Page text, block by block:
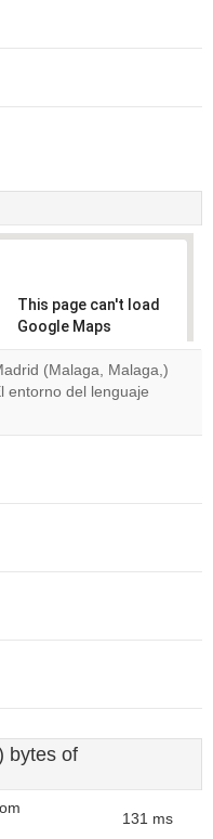
This page can't load
Google Maps
correctly.
Do you
(Malaga, Malaga,)
entorno del lenguaje
bytes of
131 ms